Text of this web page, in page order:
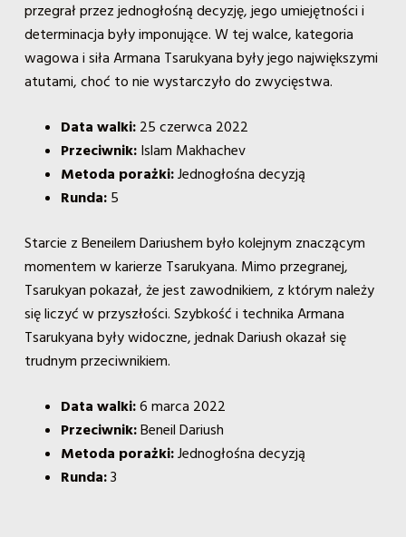
przegrał przez jednogłośną decyzję, jego umiejętności i
determinacja były imponujące. W tej walce, kategoria
wagowa i siła Armana Tsarukyana były jego największymi
atutami, choć to nie wystarczyło do zwycięstwa.
Data walki:25 czerwca 2022
Przeciwnik:Islam Makhachev
Metoda porażki:Jednogłośna decyzją
Runda:5
Starcie z Beneilem Dariushem było kolejnym znaczącym
momentem w karierze Tsarukyana. Mimo przegranej,
Tsarukyan pokazał, że jest zawodnikiem, z którym należy
się liczyć w przyszłości. Szybkość i technika Armana
Tsarukyana były widoczne, jednak Dariush okazał się
trudnym przeciwnikiem.
Data walki:6 marca 2022
Przeciwnik:Beneil Dariush
Metoda porażki:Jednogłośna decyzją
Runda:3